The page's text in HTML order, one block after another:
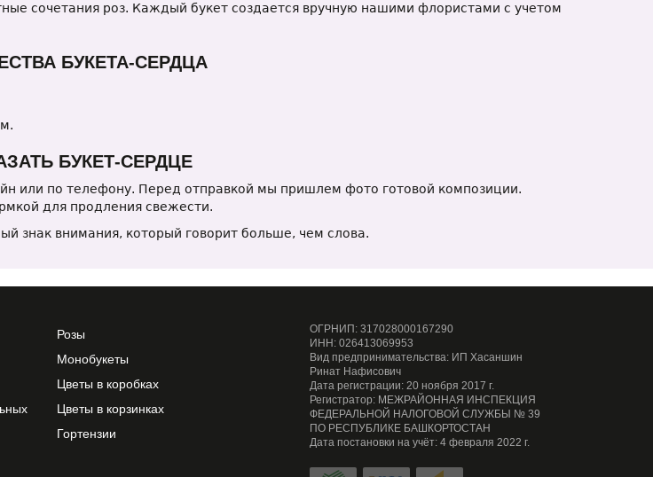
сочетания роз. Каждый букет создается вручную нашими флористами с учетом
БУКЕТА-СЕРДЦА
БУКЕТ-СЕРДЦЕ
или по телефону. Перед отправкой мы пришлем фото готовой композиции.
для продления свежести.
знак внимания, который говорит больше, чем слова.
Розы
Монобукеты
Цветы в коробках
Цветы в корзинках
Гортензии
ОГРНИП: 317028000167290
ИНН: 026413069953
Вид предпринимательства: ИП Хасаншин
Ринат Нафисович
Дата регистрации: 20 ноября 2017 г.
Регистратор: МЕЖРАЙОННАЯ ИНСПЕКЦИЯ
ФЕДЕРАЛЬНОЙ НАЛОГОВОЙ СЛУЖБЫ № 39
ПО РЕСПУБЛИКЕ БАШКОРТОСТАН
Дата постановки на учёт: 4 февраля 2022 г.